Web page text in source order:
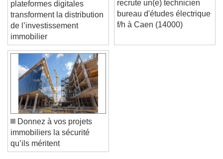
Font Size
Text Edge Style
Font Family
Reset
Done
Close Modal Dialog
End of dialog window.
plateformes digitales
transforment la distribution
de l’investissement
immobilier
recrute un(e) technicien
bureau d'études électrique
Donnez à vos projets
immobiliers la sécurité
qu’ils méritent